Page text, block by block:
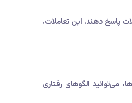
پاسخ دهند. این تعاملات،
می‌توانید الگوهای رفتاری